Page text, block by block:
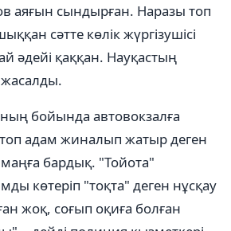
аяғын сындырған. Наразы топ
сәтте көлік жүргізушісі
әдейі қаққан. Науқастың
жасалды.
бойында автовокзалға
адам жиналып жатыр деген
бардық. "Тойота"
көтеріп "тоқта" деген нұсқау
жоқ, соғып оқиға болған